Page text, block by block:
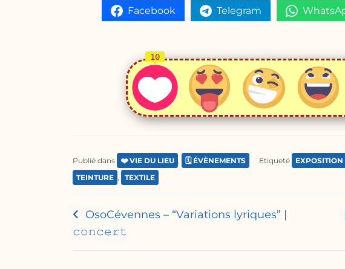
Facebook Telegram
10
Publié dans ❤️ VIE DU LIEU , 🗓️ ÉVÈNEMENTS Etiqueté EXPOSITION
TEINTURE , TEXTILE
OsoCévennes – “Variations lyriques” |
𝚌𝚘𝚗𝚌𝚎𝚛𝚝